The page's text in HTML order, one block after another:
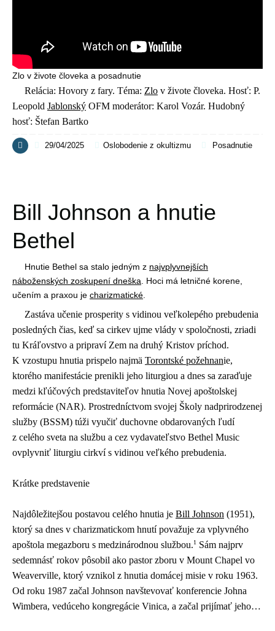
Zlo v živote človeka a posadnutie
Relácia: Hovory z fary. Téma: Zlo v živote človeka. Hosť: P.
Leopold Jablonský OFM moderátor: Karol Vozár. Hudobný
hosť: Štefan Bartko
29/04/2025 Oslobodenie z okultizmu Posadnutie
Bill Johnson a hnutie
Bethel
Hnutie Bethel sa stalo jedným z najvplyvnejších
náboženských zoskupení dneška . Hoci má letničné korene,
učením a praxou je charizmatické
Zastáva učenie prosperity s vidinou veľkolepého prebudenia
posledných čias, keď sa cirkev ujme vlády v spoločnosti, zriadi
tu Kráľovstvo a pripraví Zem na druhý Kristov príchod.
K vzostupu hnutia prispelo najmä Torontské požehnanie,
ktorého manifestácie prenikli jeho liturgiou a dnes sa zaraďuje
medzi kľúčových predstaviteľov hnutia Novej apoštolskej
reformácie (NAR). Prostredníctvom svojej Školy nadprirodzenej
služby (BSSM) túži vyučiť duchovne obdarovaných ľudí
z celého sveta na službu a cez vydavateľstvo Bethel Music
ovplyvniť liturgiu cirkví s vidinou veľkého prebudenia.
Krátke predstavenie
Najdôležitejšou postavou celého hnutia je Bill Johnson (1951),
ktorý sa dnes v charizmatickom hnutí považuje za vplyvného
apoštola megazboru s medzinárodnou službou.1
Sám najprv
sedemnásť rokov pôsobil ako pastor zboru v Mount Chapel vo
Weaverville, ktorý vznikol z hnutia domácej misie v roku 1963.
Od roku 1987 začal Johnson navštevovať konferencie Johna
Wimbera, vedúceho kongregácie Vinica, a začal prijímať jeho…